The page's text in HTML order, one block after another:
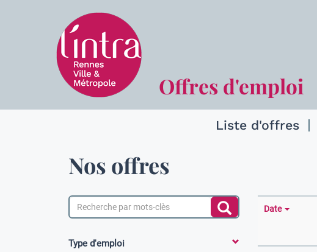
Offres d'emploi
Liste d'offres
Nos offres
Type d'emploi
Date